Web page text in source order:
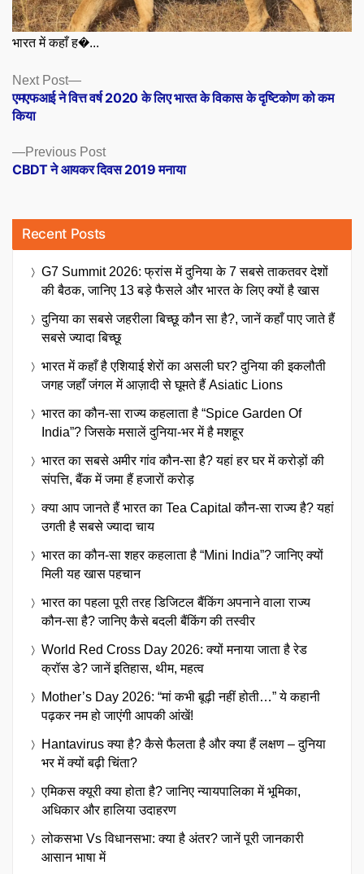
भारत में कहाँ ह�...
Posts
navigation
Previous PostPrevious
post:
CBDT ने आयकर दिवस 2019 मनाया
Next Post
Next
post:
एमएफआई ने वित्त वर्ष 2020 के लिए भारत के विकास के दृष्टिकोण को कम
किया
Recent Posts
G7 Summit 2026: फ्रांस में दुनिया के 7 सबसे ताकतवर देशों
की बैठक, जानिए 13 बड़े फैसले और भारत के लिए क्यों है खास
दुनिया का सबसे जहरीला बिच्छू कौन सा है?, जानें कहाँ पाए जाते हैं
सबसे ज्यादा बिच्छू
भारत में कहाँ है एशियाई शेरों का असली घर? दुनिया की इकलौती
जगह जहाँ जंगल में आज़ादी से घूमते हैं Asiatic Lions
भारत का कौन-सा राज्य कहलाता है “Spice Garden Of
India”? जिसके मसालें दुनिया-भर में है मशहूर
भारत का सबसे अमीर गांव कौन-सा है? यहां हर घर में करोड़ों की
संपत्ति, बैंक में जमा हैं हजारों करोड़
क्या आप जानते हैं भारत का Tea Capital कौन-सा राज्य है? यहां
उगती है सबसे ज्यादा चाय
भारत का कौन-सा शहर कहलाता है “Mini India”? जानिए क्यों
मिली यह खास पहचान
भारत का पहला पूरी तरह डिजिटल बैंकिंग अपनाने वाला राज्य
कौन-सा है? जानिए कैसे बदली बैंकिंग की तस्वीर
World Red Cross Day 2026: क्यों मनाया जाता है रेड
क्रॉस डे? जानें इतिहास, थीम, महत्व
Mother’s Day 2026: “मां कभी बूढ़ी नहीं होती…” ये कहानी
पढ़कर नम हो जाएंगी आपकी आंखें!
Hantavirus क्या है? कैसे फैलता है और क्या हैं लक्षण – दुनिया
भर में क्यों बढ़ी चिंता?
एमिकस क्यूरी क्या होता है? जानिए न्यायपालिका में भूमिका,
अधिकार और हालिया उदाहरण
लोकसभा Vs विधानसभा: क्या है अंतर? जानें पूरी जानकारी
आसान भाषा में